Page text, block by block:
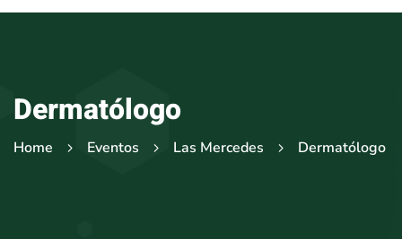
Dermatólogo
Home Eventos Las Mercedes Dermatólogo